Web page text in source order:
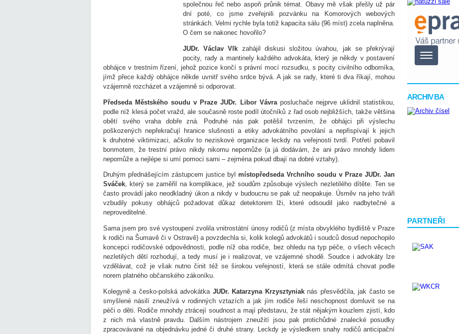
ARCHIV BA
PARTNEŘI
společnou řeč nebo aspoň průnik témat. Obavy mě však přešly už pár
dní poté, co jsme zveřejnili pozvánku na Komorových webových
stránkách. Velmi rychle byla totiž kapacita sálu (96 míst) zcela naplněna.
O čem se nakonec hovořilo?
JUDr. Václav Vlk zahájil diskusi složitou úvahou, jak se překrývají
pocity, rady a mantinely každého advokáta, který je někdy v postavení
obhájce v trestním řízení, jehož pozice končí s právní mocí rozsudku, s pocity civilního odborníka,
jímž přece každý obhájce někde uvnitř svého srdce bývá. A jak se rady, které ti dva říkají, mohou
vzájemně rozcházet a vzájemně si odporovat.
Předseda Městského soudu v Praze JUDr. Libor Vávra posluchače nejprve uklidnil statistikou,
podle níž klesá počet vražd, ale současně roste podíl útočníků z řad osob nejbližších, takže většina
obětí svého vraha dobře zná. Podruhé nás pak potěšil tvrzením, že obhájci při výslechu
poškozených nepřekračují hranice slušnosti a etiky advokátního povolání a nepřispívají k jejich
k druhotné viktimizaci, ačkoliv to neziskové organizace leckdy na veřejnosti tvrdí. Potřetí pobavil
bonmotem, že trestní právo nikdy nikomu nepomůže (a já dodávám, že ani právo mnohdy lidem
nepomůže a nejlépe si umí pomoci sami – zejména pokud dbají na dobré vztahy).
Druhým přednášejícím zástupcem justice byl místopředseda Vrchního soudu v Praze JUDr. Jan
Sváček, který se zaměřil na komplikace, jež soudům způsobuje výslech nezletilého dítěte. Ten se
často provádí jako neodkladný úkon a nikdy v budoucnu se pak už neopakuje. Úsměv na jeho tváři
vzbudily pokusy obhájců požadovat důkaz detektorem lži, které odsoudil jako nadbytečné a
neproveditelné.
Sama jsem pro své vystoupení zvolila vnitrostátní únosy rodičů (z místa obvyklého bydliště v Praze
k rodiči na Šumavě či v Ostravě) a povzdechla si, kolik kolegů advokátů i soudců dosud nepochopilo
koncepci rodičovské odpovědnosti, podle níž oba rodiče, bez ohledu na typ péče, o všech věcech
nezletilých dětí rozhodují, a tedy musí je i realizovat, ve vzájemné shodě. Soudce i advokáty lze
vzdělávat, což je však nutno činit též se širokou veřejností, která se stále odmítá chovat podle
norem platného občanského zákoníku.
Kolegyně a česko-polská advokátka JUDr. Katarzyna Krzysztyniaknás přesvědčila, jak často se
smyšlené násilí zneužívá v rodinných vztazích a jak jím rodiče řeší neschopnost domluvit se na
péči o děti. Rodiče mnohdy ztrácejí soudnost a mají představu, že stát nějakým kouzlem zjistí, kdo
z nich má vlastně pravdu. Dalším nástrojem zneužití jsou pak protichůdné znalecké posudky
zpracovávané na objednávku jedné či druhé strany. Leckdy je výsledkem snahy rodičů anticipační